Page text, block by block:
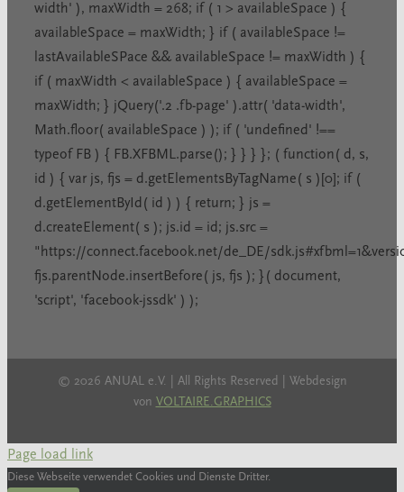
width' ), maxWidth = 268; if ( 1 > availableSpace ) {
availableSpace = maxWidth; } if ( availableSpace !=
lastAvailableSPace && availableSpace != maxWidth ) {
if ( maxWidth < availableSpace ) { availableSpace =
maxWidth; } jQuery('.2 .fb-page' ).attr( 'data-width',
Math.floor( availableSpace ) ); if ( 'undefined' !==
typeof FB ) { FB.XFBML.parse(); } } } }; ( function( d, s,
id ) { var js, fjs = d.getElementsByTagName( s )[0]; if (
d.getElementById( id ) ) { return; } js =
d.createElement( s ); js.id = id; js.src =
"https://connect.facebook.net/de_DE/
fjs.parentNode.insertBefore( js, fjs ); }( document,
'script', 'facebook-jssdk' ) );
© 2026 ANUAL e.V. | All Rights Reserved | Webdesign
von VOLTAIRE.GRAPHICS
Page load link
Diese Webseite verwendet Cookies und Dienste Dritter.